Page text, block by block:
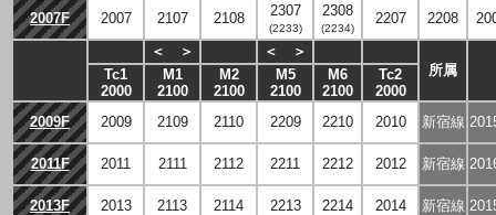
2007F 2007 2107 2108 2307
(2233)
2308
(2234)
2207 2208
＜
＞ ＜
＞
所属
Tc1
2000
M1
2100
M2
2100
M5
2100
M6
2100
Tc2
2000
2009F
2009 2109 2110 2209 2210 2010 新宿線
2011F 2011 2111 2112 2211 2212 2012 新宿線
2013F 2013 2113 2114 2213 2214 2014 新宿線